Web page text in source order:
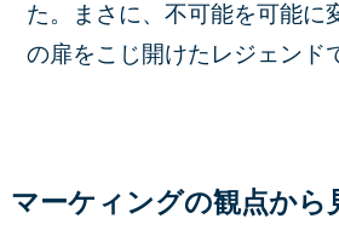
た。まさに、不可能を可能に
の扉をこじ開けたレジェンド
マーケィングの観点から